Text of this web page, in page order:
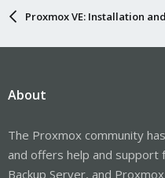
Proxmox VE: Installation
About
The Proxmox community
and offers help and support
Backup Server, and